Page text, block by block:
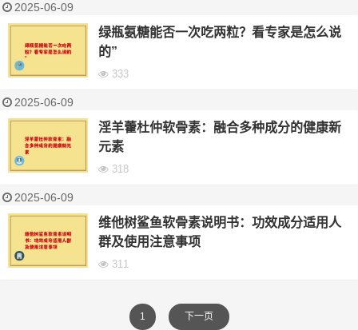
2025-06-09
绿瓶氨糖能否一次吃两粒？看专家是怎么说
的”
333
2025-06-09
淫羊藿杜仲软骨素：融合多种成分的健康新
元素
318
2025-06-09
维他树鲨鱼软骨素说明书：功效成分适用人
群及使用注意事项
311
1 下一页